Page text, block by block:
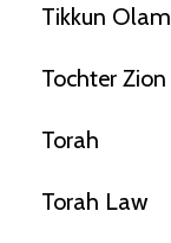
Tikkun Olam
Tochter Zion
Torah
Torah Law